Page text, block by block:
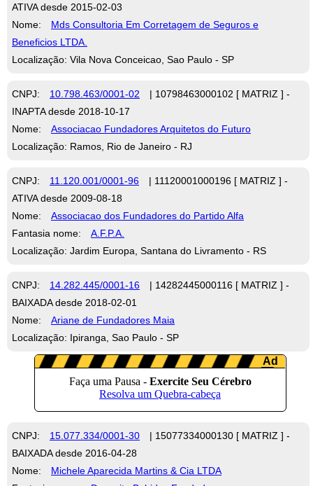
ATIVA desde 2015-02-03
Nome:
Mds Consultoria Em Corretagem de Seguros e
Beneficios LTDA.
Localização: Vila Nova Conceicao, Sao Paulo - SP
CNPJ: 10.798.463/0001-02
| 10798463000102 [ MATRIZ ] -
INAPTA desde 2018-10-17
Nome:
Associacao Fundadores Arquitetos do Futuro
Localização: Ramos, Rio de Janeiro - RJ
CNPJ: 11.120.001/0001-96
| 11120001000196 [ MATRIZ ] -
ATIVA desde 2009-08-18
Nome:
Associacao dos Fundadores do Partido Alfa
Fantasia nome:
A.F.P.A.
Localização: Jardim Europa, Santana do Livramento - RS
CNPJ: 14.282.445/0001-16
| 14282445000116 [ MATRIZ ] -
BAIXADA desde 2018-02-01
Nome:
Ariane de Fundadores Maia
Localização: Ipiranga, Sao Paulo - SP
CNPJ: 15.077.334/0001-30
| 15077334000130 [ MATRIZ ] -
BAIXADA desde 2016-04-28
Nome:
Michele Aparecida Martins & Cia LTDA